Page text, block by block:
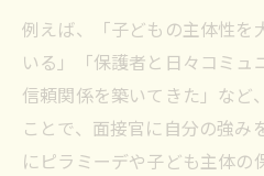
介
保育士の人柄が伝
び方
一時保育利用の悩みを
例えば、「子どもの主体性を
いる」「保護者と日々コミュ
信頼関係を築いてきた」など
ことで、面接官に自分の強み
にピラミーデや子ども主体の